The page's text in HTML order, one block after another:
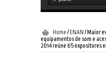
Home / ENAN / Maior
equipamentos de som e
2014 reúne 65 expositores